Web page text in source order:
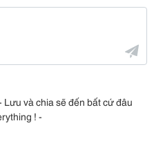
Lưu và chia sẽ đến bất cứ đâu
! -